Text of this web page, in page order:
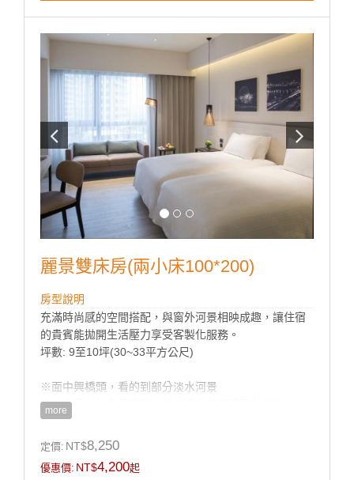
麗景雙床房(兩小床100*200)
房型說明
充滿時尚感的空間搭配，與窗外河景相映成趣，讓住宿
的貴賓能拋開生活壓力享受客製化服務。
坪數: 9至10坪(30~33平方公尺)
※面中興橋頭，看的到部分淡水河景
※大床房位於角落邊間；雙床房有乾濕分離淋浴間
房型設施介紹
客房設施:
more
定價: NT$8,250
優惠價: NT$4,200起